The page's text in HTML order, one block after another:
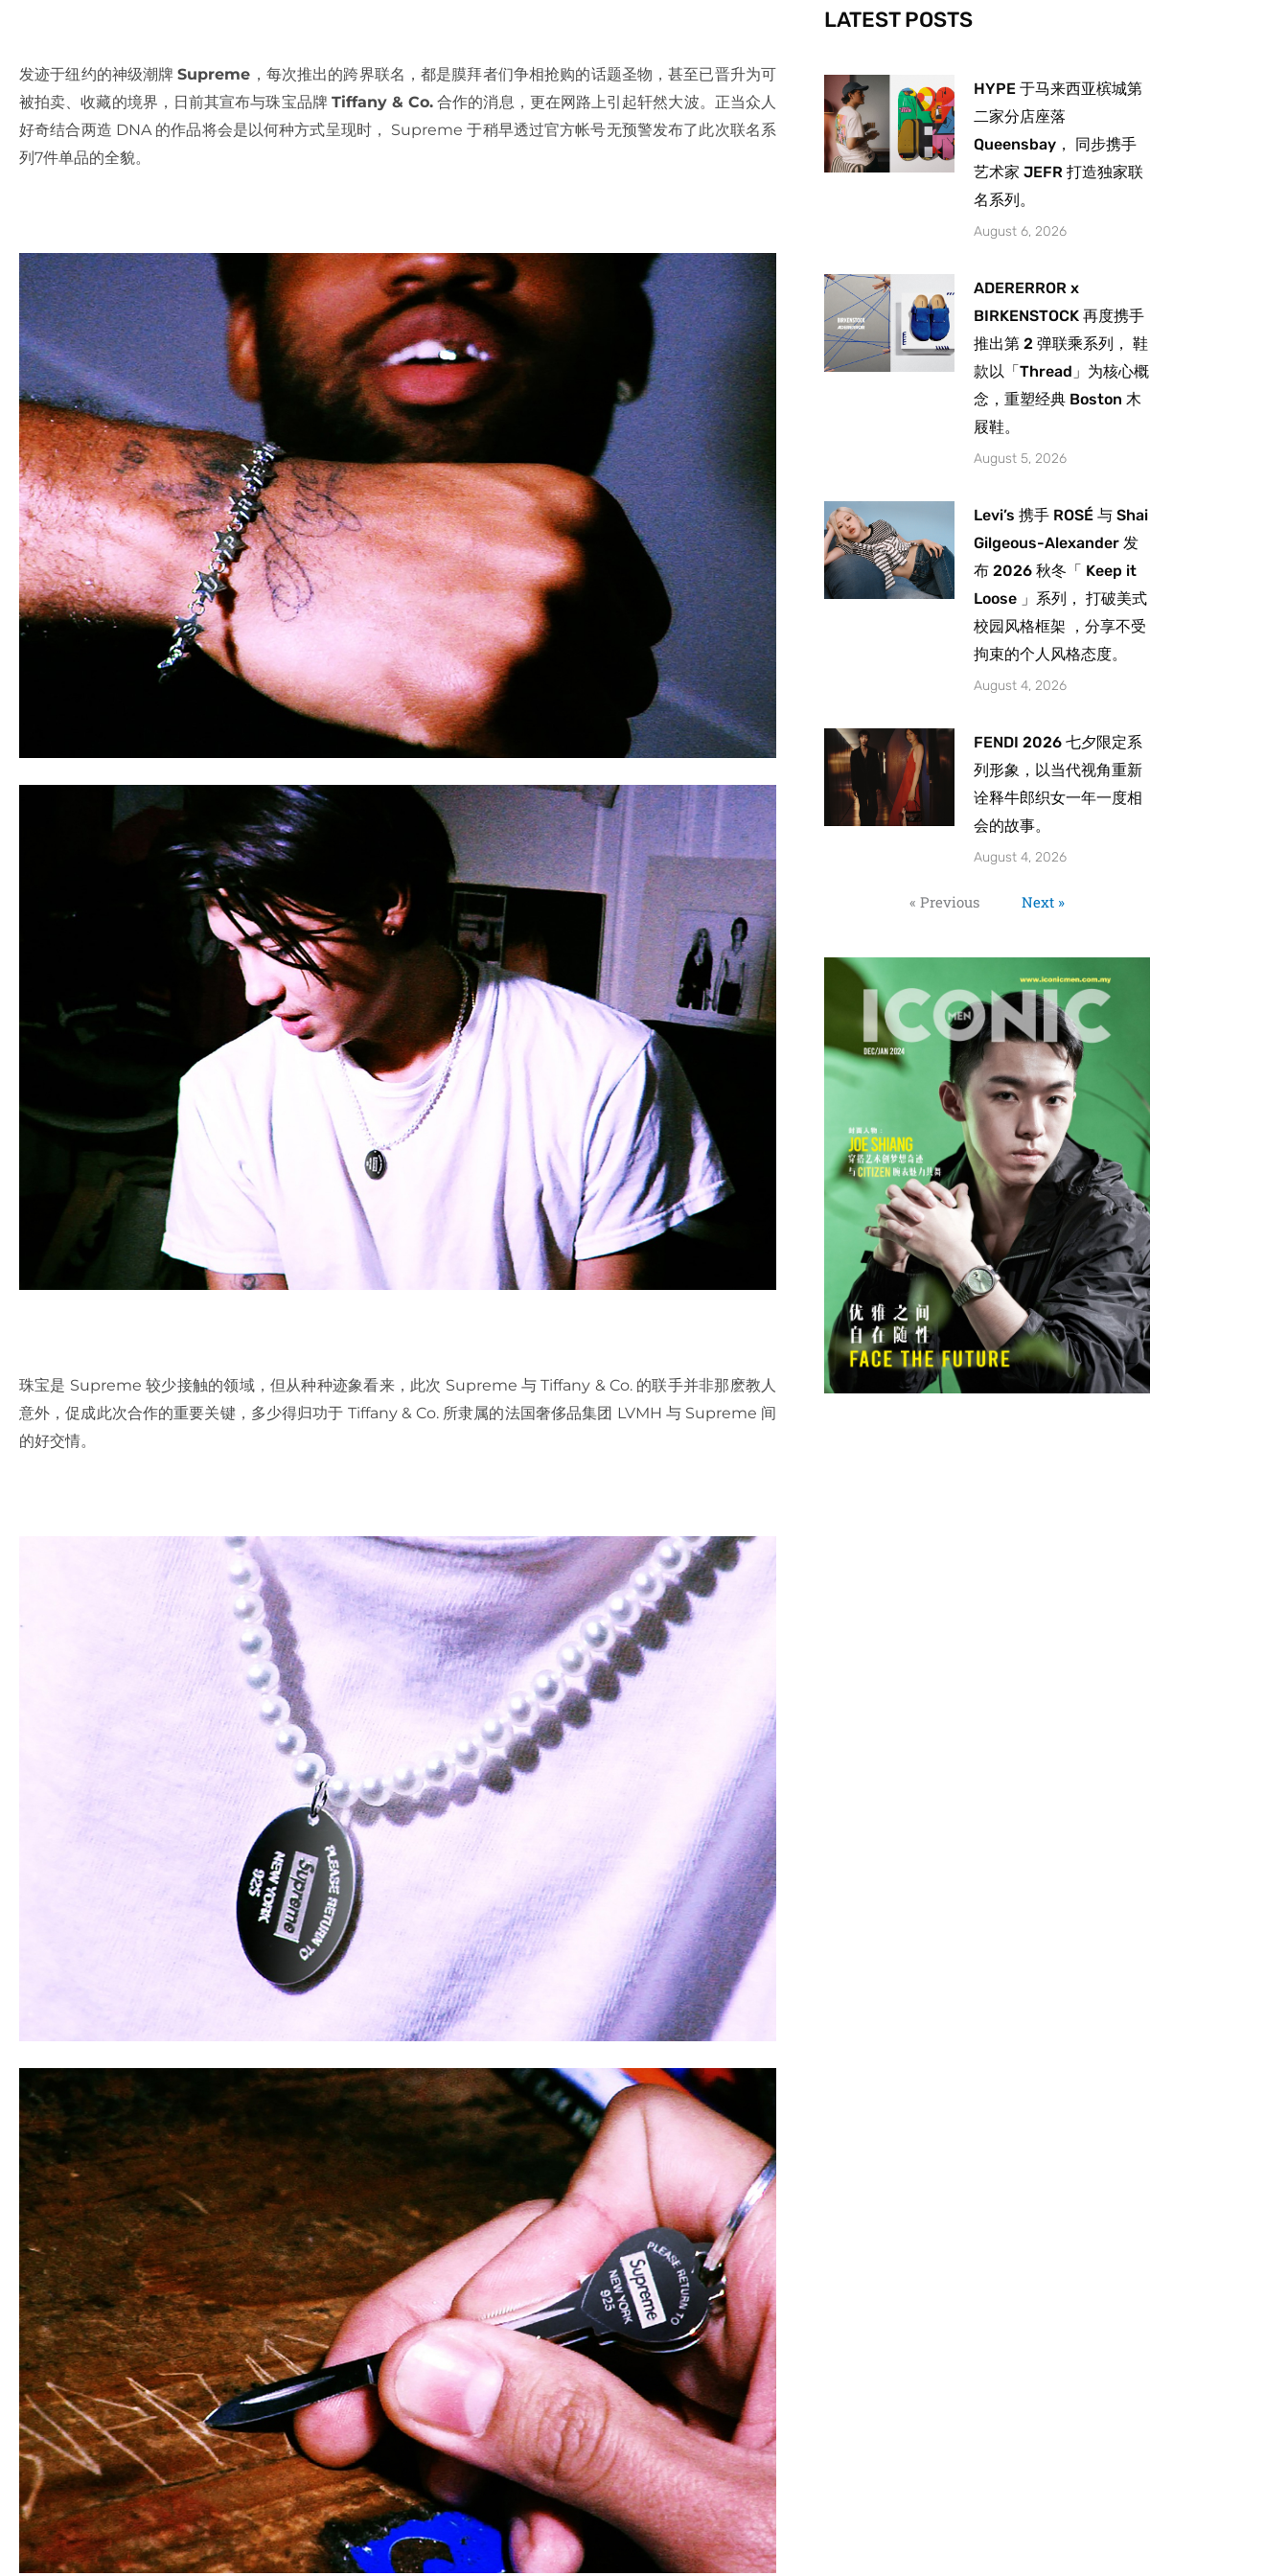
发迹于纽约的神级潮牌Supreme ，每次推出的跨界联名，都是膜拜者们争相抢购的话题圣物，甚至已晋升为可
被拍卖、收藏的境界，日前其宣布与珠宝品牌 Tiffany & Co. 合作的消息，更在网路上引起轩然大波。正当众人
好奇结合两造 DNA 的作品将会是以何种方式呈现时， Supreme 于稍早透过官方帐号无预警发布了此次联名系
列7件单品的全貌。
珠宝是 Supreme 较少接触的领域，但从种种迹象看来，此次 Supreme 与 Tiffany & Co. 的联手并非那麽教人
意外，促成此次合作的重要关键，多少得归功于 Tiffany & Co. 所隶属的法国奢侈品集团 LVMH 与 Supreme 间
的好交情。
-
f
m
LATEST POSTS
HYPE 于马来西亚槟城第
二家分店座落
Queensbay， 同步携手
艺术家 JEFR 打造独家联
名系列。
August 6, 2026
ADERERROR x
BIRKENSTOCK 再度携手
推出第 2 弹联乘系列， 鞋
款以「Thread」为核心概
念，重塑经典 Boston 木
屐鞋。
August 5, 2026
Levi’s 携手 ROSÉ 与 Shai
Gilgeous-Alexander 发
布 2026 秋冬「 Keep it
Loose 」系列， 打破美式
校园风格框架 ，分享不受
拘束的个人风格态度。
August 4, 2026
FENDI 2026 七夕限定系
列形象，以当代视角重新
诠释牛郎织女一年一度相
会的故事。
August 4, 2026
« Previous Next »